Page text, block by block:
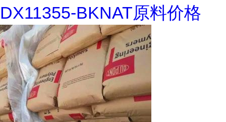
DX11355-BKNAT原料价格